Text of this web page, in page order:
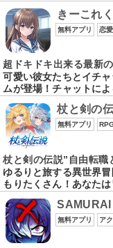
きーこれ
無料アプリ 恋
超ドキドキ出来る最新
可愛い彼女たちとイチ
ムが登場！チャットに
杖と剣の
無料アプリ
杖と剣の伝説”自由転職
ゆるりと旅する異世界
もりたくさん！あなた
SAMURAI
無料アプリ ア